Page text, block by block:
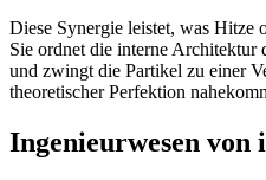
Diese Synergie leistet, was Hitze
Sie ordnet die interne Architektur
und zwingt die Partikel zu einer
theoretischer Perfektion
Ingenieurwesen von